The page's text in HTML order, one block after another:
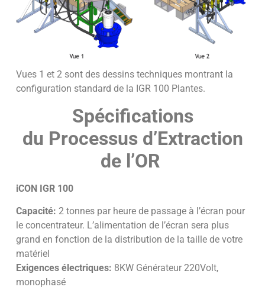
Vues 1 et 2 sont des dessins techniques montrant la
configuration standard de la IGR 100 Plantes.
Spécifications
du Processus d’Extraction
de l’OR
iCON IGR 100
Capacité: 2 tonnes par heure de passage à l’écran pour
le concentrateur. L’alimentation de l’écran sera plus
grand en fonction de la distribution de la taille de votre
matériel
Exigences électriques: 8KW Générateur 220Volt,
monophasé